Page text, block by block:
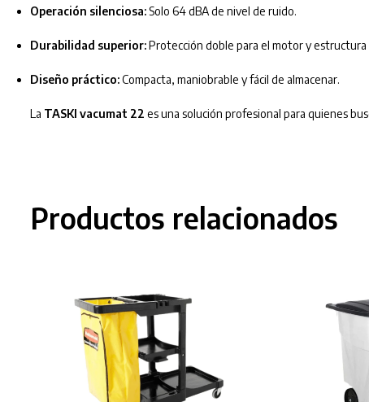
Operación silenciosa:Solo 64 dBA de nivel de ruido.
Durabilidad superior:Protección doble para el motor y
Diseño práctico:Compacta, maniobrable y fácil de almacenar.
La TASKI vacumat 22 es una solución profesional para quienes
Productos relacionados